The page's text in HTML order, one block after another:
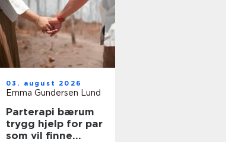
03. august 2026
Emma Gundersen Lund
Parterapi bærum
trygg hjelp for par
som vil finne